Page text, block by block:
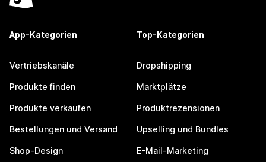
App-Kategorien
Vertriebskanäle
Produkte finden
Produkte verkaufen
Bestellungen und Versand
Shop-Design
Top-Kategorien
Dropshipping
Marktplätze
Produktrezensionen
Upselling und Bundles
E-Mail-Marketing